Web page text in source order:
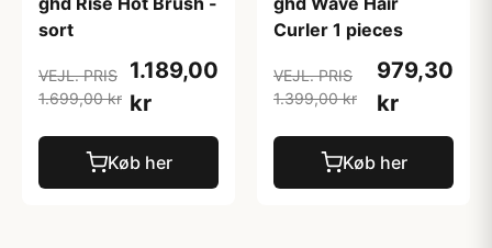
sort
VEJL. PRIS
1.699,00 kr
1.189,00
kr
Køb her
Curler 1 pieces
VEJL. PRIS
1.399,00 kr
979,30
kr
Køb her